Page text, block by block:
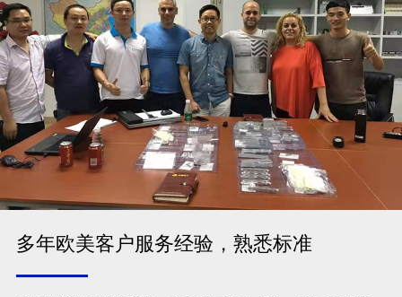
多年欧美客户服务经验，熟悉标准